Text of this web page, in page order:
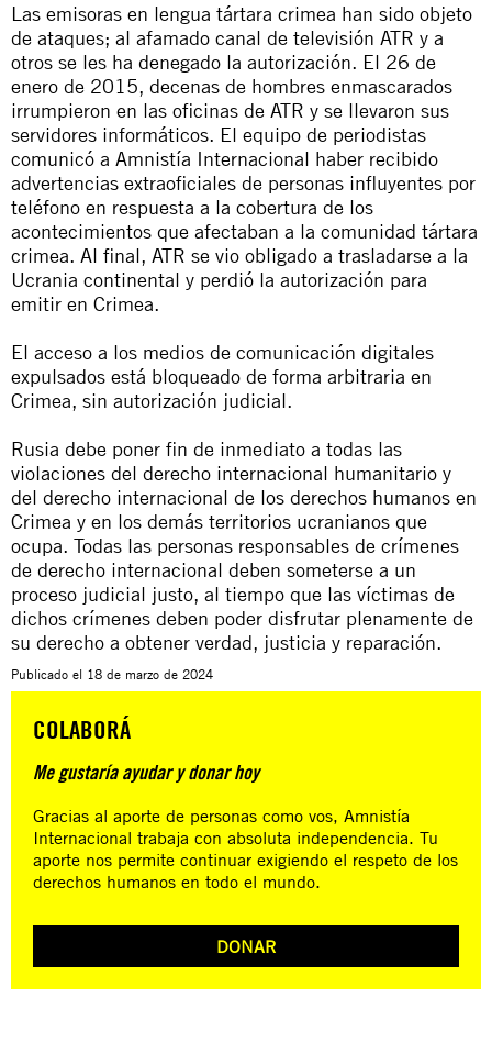
Las emisoras en lengua tártara crimea han sido objeto
de ataques; al afamado canal de televisión ATR y a
otros se les ha denegado la autorización. El 26 de
enero de 2015, decenas de hombres enmascarados
irrumpieron en las oficinas de ATR y se llevaron sus
servidores informáticos. El equipo de periodistas
comunicó a Amnistía Internacional haber recibido
advertencias extraoficiales de personas influyentes por
teléfono en respuesta a la cobertura de los
acontecimientos que afectaban a la comunidad tártara
crimea. Al final, ATR se vio obligado a trasladarse a la
Ucrania continental y perdió la autorización para
emitir en Crimea.
El acceso a los medios de comunicación digitales
expulsados está bloqueado de forma arbitraria en
Crimea, sin autorización judicial.
Rusia debe poner fin de inmediato a todas las
violaciones del derecho internacional humanitario y
del derecho internacional de los derechos humanos en
Crimea y en los demás territorios ucranianos que
ocupa. Todas las personas responsables de crímenes
de derecho internacional deben someterse a un
proceso judicial justo, al tiempo que las víctimas de
dichos crímenes deben poder disfrutar plenamente de
su derecho a obtener verdad, justicia y reparación.
Publicado el 18 de marzo de 2024
COLABORÁ
Me gustaría ayudar y donar hoy
Gracias al aporte de personas como vos, Amnistía
Internacional trabaja con absoluta independencia. Tu
aporte nos permite continuar exigiendo el respeto de los
derechos humanos en todo el mundo.
DONAR